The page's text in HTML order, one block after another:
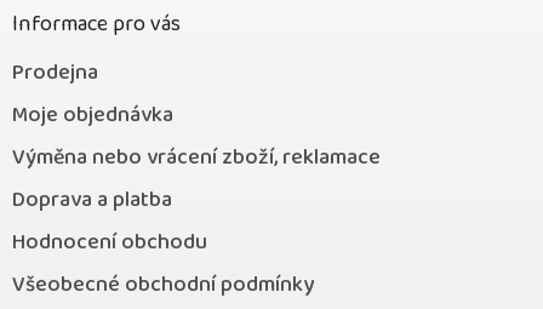
Informace pro vás
Prodejna
Moje objednávka
Výměna nebo vrácení zboží, reklamace
Doprava a platba
Hodnocení obchodu
Všeobecné obchodní podmínky